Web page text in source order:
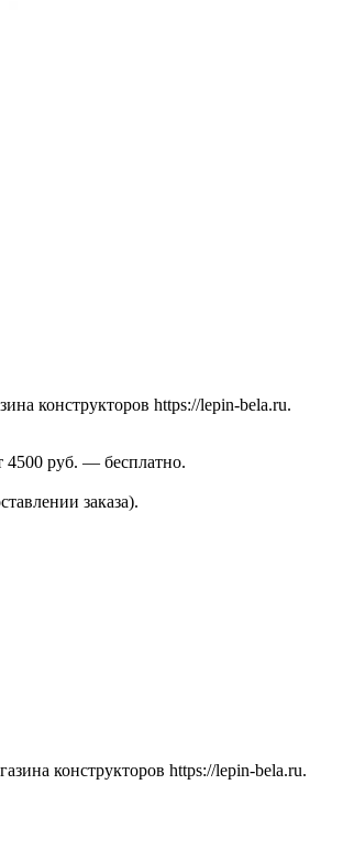
конструкторов https://lepin-bela.ru.
руб. — бесплатно.
заказа).
конструкторов https://lepin-bela.ru.